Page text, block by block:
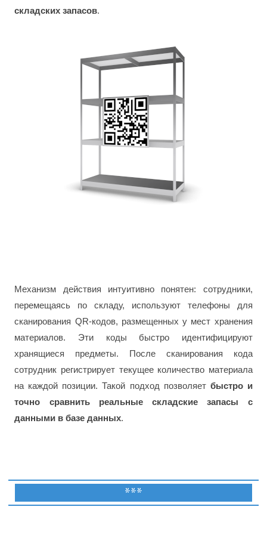
складских запасов.
Механизм действия интуитивно понятен: сотрудники,
перемещаясь по складу, используют телефоны для
сканирования QR-кодов, размещенных у мест хранения
материалов. Эти коды быстро идентифицируют
хранящиеся предметы. После сканирования кода
сотрудник регистрирует текущее количество материала
на каждой позиции. Такой подход позволяет быстро и
точно сравнить реальные складские запасы с
данными в базе данных.
***